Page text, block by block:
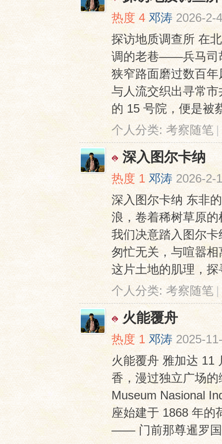
热度 4 邓涛 2026-2-
探访地质调查所 在
调的老巷——兵马司
狭窄路面磨过数百
与人流交织出寻常
的 15 号院，便是被
个人分类: 考察随笔 |
深入图尔卡纳
热度 1 邓涛 2026-2-
深入图尔卡纳 东非
浪，卷着稀树草原
我们决意踏入图尔
匆忙无关，与喧嚣
这片土地的肌理，
个人分类:考察随笔 |
火能覆舟
热度 1 邓涛 2025-
火能覆舟 雅加达 11
香，漫过独立广场
Museum Nasional
座始建于 1868 年的
—— 门前那尊暹罗国